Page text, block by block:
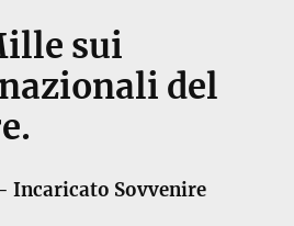
sui
del
Incaricato Sovvenire